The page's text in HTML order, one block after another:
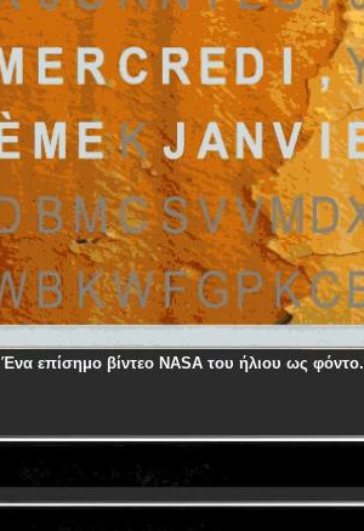
Ένα επίσημο βίντεο NASA του ήλιου ως φόντο.